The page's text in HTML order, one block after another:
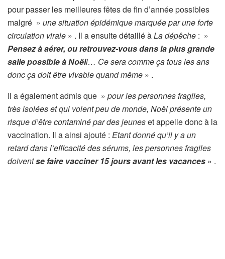
pour passer les meilleures fêtes de fin d’année possibles
malgré » une situation épidémique marquée par une forte
circulation virale » . Il a ensuite détaillé àLa dépêche : »
Pensez à aérer, ou retrouvez-vous dans la plus grande
salle possible à Noëll… Ce sera comme ça tous les ans
donc ça doit être vivable quand même » .
Il a également admis que » pour les personnes fragiles,
très isolées et qui voient peu de monde, Noël présente un
risque d’être contaminé par des jeuneset appelle donc à la
vaccination. Il a ainsi ajouté : Etant donné qu’il y a un
retard dans l’efficacité des sérums, les personnes fragiles
doiventse faire vacciner 15 jours avant les vacances » .